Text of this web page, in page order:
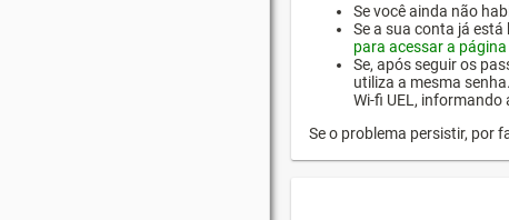
Se você ainda não
Se a sua conta já
para acessar a
Se, após seguir os
utiliza a mesma
Wi-fi UEL, informando
Se o problema persistir, por